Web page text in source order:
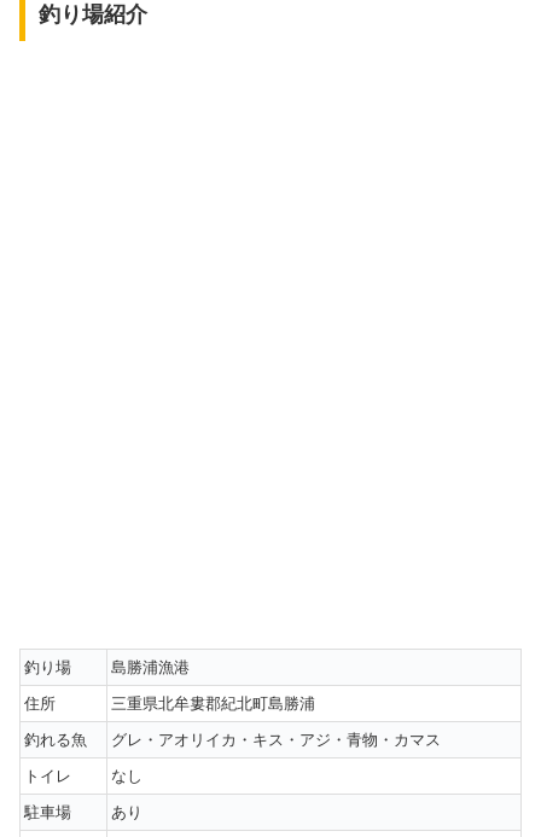
釣り場紹介
釣り場
島勝浦漁港
住所
三重県北牟婁郡紀北町島勝浦
釣れる魚
グレ・アオリイカ・キス・アジ・青物・カマス
トイレ
なし
駐車場
あり